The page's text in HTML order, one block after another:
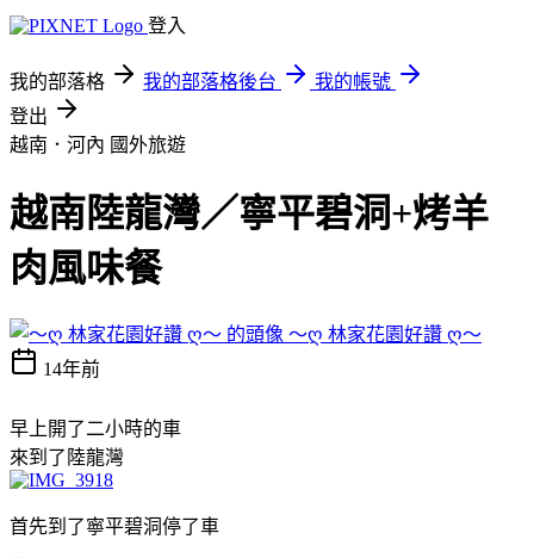
登入
我的部落格 我的部落格後台
我的帳號
登出
越南．河內 國外旅遊
越南陸龍灣／寧平碧洞+烤羊
肉風味餐
～ღ 林家花園好讚 ღ～
14年前
早上開了二小時的車
來到了陸龍灣
首先到了寧平碧洞停了車